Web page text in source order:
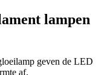
lampen
geven de LED
af.